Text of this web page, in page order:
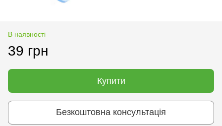
В наявності
39 грн
Купити
Безкоштовна консультація